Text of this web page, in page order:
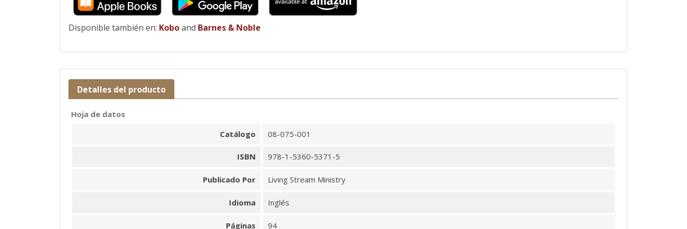
Disponible también en: Koboand Barnes & Noble
Detalles del producto
Hoja de datos
Catálogo
08-075-001
ISBN 978-1-5360-5371-5
Publicado Por Living Stream Ministry
Idioma Inglés
Páginas 94